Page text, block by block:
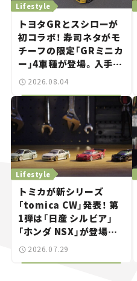
トヨタGRとスシローが
初コラボ！ 寿司ネタがモ
チーフの限定「GRミニカ
ー」4車種が登場。入手方
法は？【クルマとホビー】
Lifestyle
2026.08.04
トミカが新シリーズ
「tomica CW」発表！ 第
1弾は「日産 シルビア」
「ホンダ NSX」が登場。
世界が注目す
Lifestyle
2026.07.29